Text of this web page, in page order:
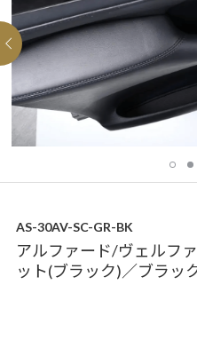
AS-30AV-SC-GR-BK
アルファード/ヴェルフ
ット(ブラック)／ブラッ